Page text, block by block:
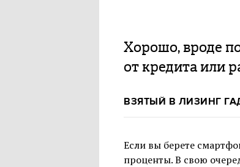
Хорошо, вроде
от кредита или
ВЗЯТЫЙ В ЛИЗИНГ
Если вы берете
проценты. В свою